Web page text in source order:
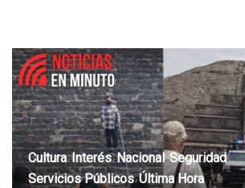
Cultura Interés Nacional Seguridad
Servicios Públicos Última Hora